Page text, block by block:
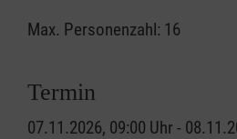
Max. Personenzahl: 16
Termin
07.11.2026, 09:00 Uhr -